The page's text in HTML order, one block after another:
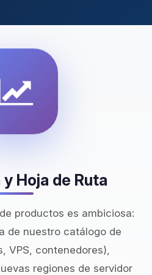
Hoja de Ruta
productos es ambiciosa:
de nuestro catálogo de
VPS, contenedores),
regiones de servidor